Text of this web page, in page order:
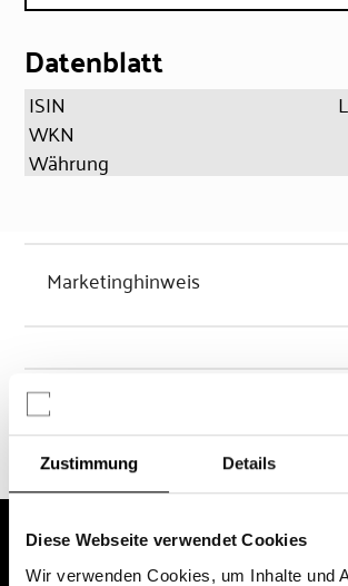
Zustimmung Details
Diese Webseite verwendet Cookies
Wir verwenden Cookies, um Inhalte und
Datenblatt
ISIN
WKN
Währung
Marketinghinweis
Chancen & Risiken